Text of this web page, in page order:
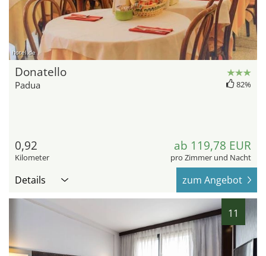
hotel.de
Donatello
Padua 82%
0,92
Kilometer
ab 119,78 EUR
pro Zimmer und Nacht
Details zum Angebot
11